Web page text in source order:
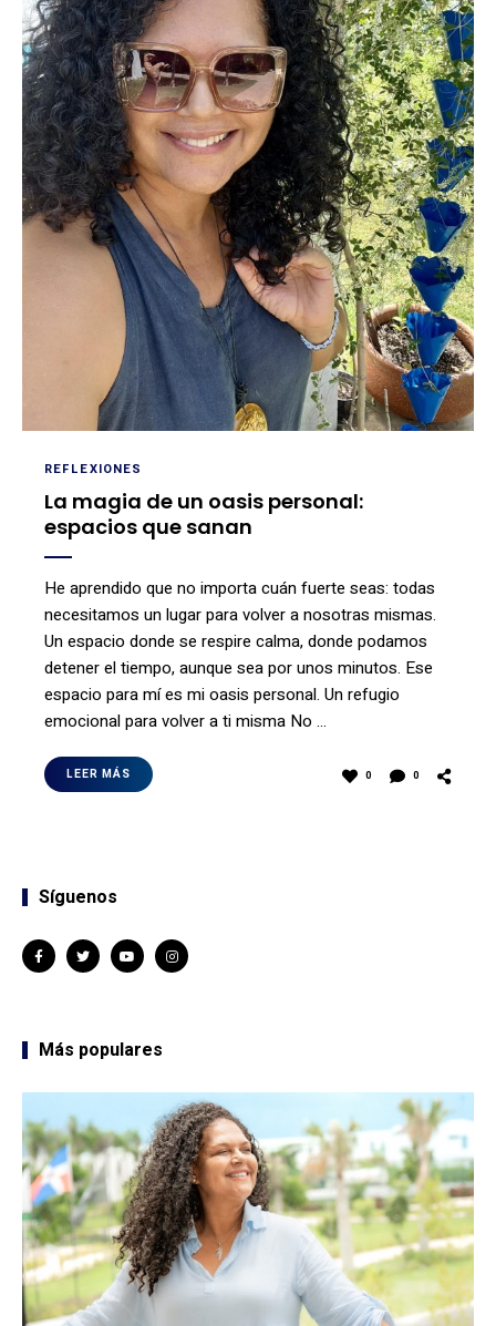
REFLEXIONES
La magia de un oasis personal:
espacios que sanan
He aprendido que no importa cuán fuerte seas: todas
necesitamos un lugar para volver a nosotras mismas.
Un espacio donde se respire calma, donde podamos
detener el tiempo, aunque sea por unos minutos. Ese
espacio para mí es mi oasis personal. Un refugio
emocional para volver a ti misma No …
LEER MÁS 0 0
Síguenos
Más populares